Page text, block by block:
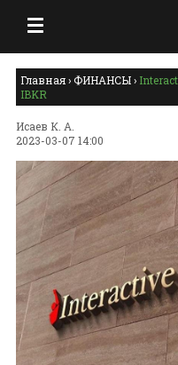
Главная›ФИНАНСЫ›
IBKR
Исаев К. А.
2023-03-07 14:00